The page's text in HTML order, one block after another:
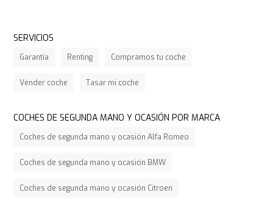
SERVICIOS
Garantía Renting Compramos tu coche
Vender coche Tasar mi coche
COCHES DE SEGUNDA MANO Y OCASIÓN POR MARCA
Coches de segunda mano y ocasión Alfa Romeo
Coches de segunda mano y ocasión BMW
Coches de segunda mano y ocasión Citroen